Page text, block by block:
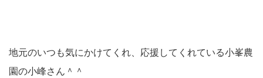
地元のいつも気にかけてくれ、応援してくれている小峯農
園の小峰さん＾＾